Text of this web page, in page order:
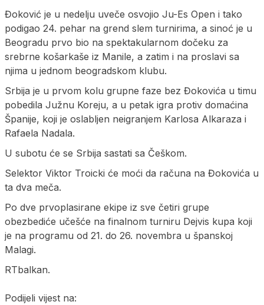
Đoković je u nedelju uveče osvojio Ju-Es Open i tako
podigao 24. pehar na grend slem turnirima, a sinoć je u
Beogradu prvo bio na spektakularnom dočeku za
srebrne košarkaše iz Manile, a zatim i na proslavi sa
njima u jednom beogradskom klubu.
Srbija je u prvom kolu grupne faze bez Đokovića u timu
pobedila Južnu Koreju, a u petak igra protiv domaćina
Španije, koji je oslabljen neigranjem Karlosa Alkaraza i
Rafaela Nadala.
U subotu će se Srbija sastati sa Češkom.
Selektor Viktor Troicki će moći da računa na Đokovića u
ta dva meča.
Po dve prvoplasirane ekipe iz sve četiri grupe
obezbediće učešće na finalnom turniru Dejvis kupa koji
je na programu od 21. do 26. novembra u španskoj
Malagi.
RTbalkan.
Podijeli vijest na: